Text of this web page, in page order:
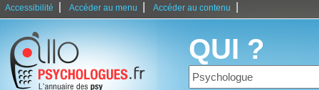
Accessibilité Accéder au menu Accéder au contenu
QUI ?